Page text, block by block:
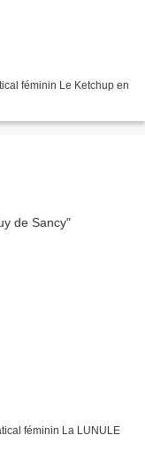
féminin Le Ketchup en
féminin La LUNULE